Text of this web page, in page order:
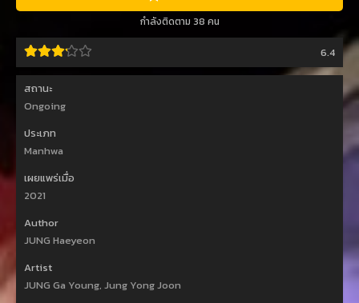
กำลังติดตาม 38 คน
6.4
สถานะ
Ongoing
ประเภท
Manhwa
เผยแพร่เมื่อ
2021
Author
JUNG Haeyeon
Artist
JUNG Ga Young, Jung Yong Joon